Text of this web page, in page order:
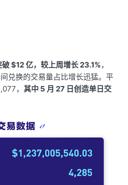
$12 亿，较上周增长 23.1%，
兑换的交易量占比增长迅猛。平
，其中 5 月 27 日创造单日交